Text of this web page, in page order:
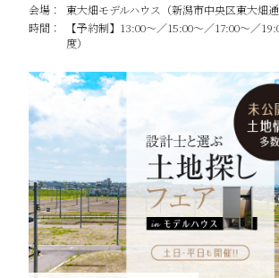
会場：
東大畑モデルハウス（新潟市中央区東大畑通
時間：
【予約制】13:00～／15:00～／17:00～／
度）